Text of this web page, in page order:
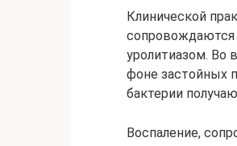
Клинической
сопровождаются
уролитиазом. Во
фоне застойных
бактерии
Воспаление,